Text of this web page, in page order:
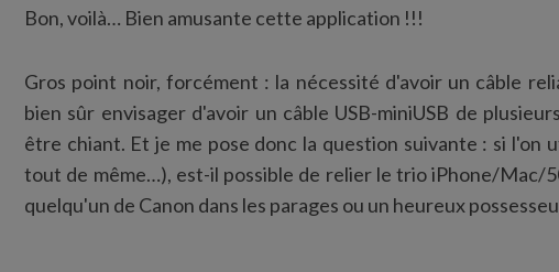
Bon, voilà… Bien amusante cette application !!!
Gros point noir, forcément : la nécessité d'avoir un câble
bien sûr envisager d'avoir un câble USB-miniUSB de
être chiant. Et je me pose donc la question suivante : si l'on
tout de même…), est-il possible de relier le trio iPhone/Mac/
quelqu'un de Canon dans les parages ou un heureux